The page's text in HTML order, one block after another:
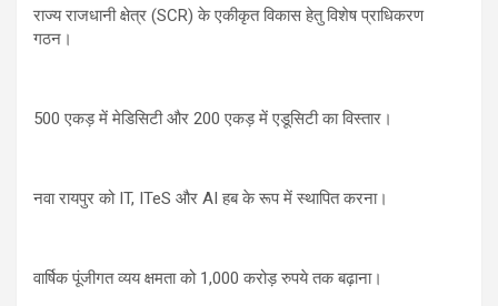
राज्य राजधानी क्षेत्र (SCR) के एकीकृत विकास हेतु विशेष प्राधिकरण
गठन।
500 एकड़ में मेडिसिटी और 200 एकड़ में एडूसिटी का विस्तार।
नवा रायपुर को IT, ITeS और AI हब के रूप में स्थापित करना।
वार्षिक पूंजीगत व्यय क्षमता को 1,000 करोड़ रुपये तक बढ़ाना।